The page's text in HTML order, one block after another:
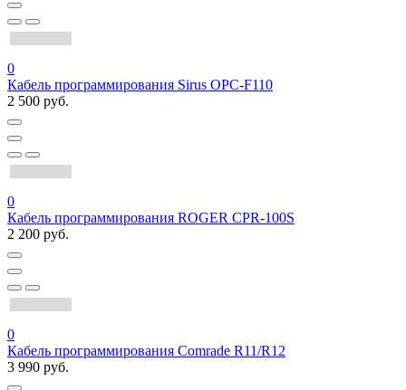
0
Кабель программирования Sirus OPC-F110
2 500 руб.
0
Кабель программирования ROGER CPR-100S
2 200 руб.
0
Кабель программирования Comrade R11/R12
3 990 руб.